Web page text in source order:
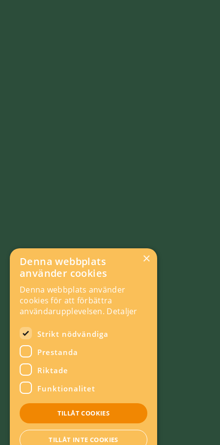
×
Denna webbplats
använder cookies
Denna webbplats använder
cookies för att förbättra
användarupplevelsen. Detaljer
Strikt nödvändiga
Prestanda
Riktade
Funktionalitet
TILLÅT COOKIES
TILLÅT INTE COOKIES